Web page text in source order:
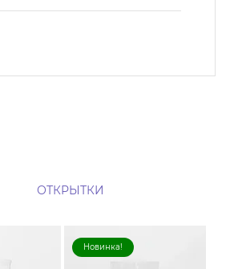
ОТКРЫТКИ
Новинка!